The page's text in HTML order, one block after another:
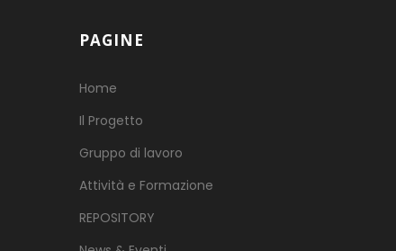
PAGINE
Home
Il Progetto
Gruppo di lavoro
Attività e Formazione
REPOSITORY